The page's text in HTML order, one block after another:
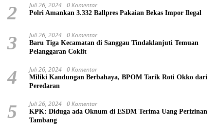
2 Juli 26, 2024 0 Komentar
Polri Amankan 3.332 Ballpres Pakaian Bekas Impor Ilegal
3 Juli 26, 2024 0 Komentar
Baru Tiga Kecamatan di Sanggau Tindaklanjuti Temuan
Pelanggaran Coklit
4 Juli 26, 2024 0 Komentar
Miliki Kandungan Berbahaya, BPOM Tarik Roti Okko dari
Peredaran
5 Juli 26, 2024 0 Komentar
KPK: Diduga ada Oknum di ESDM Terima Uang Perizinan
Tambang